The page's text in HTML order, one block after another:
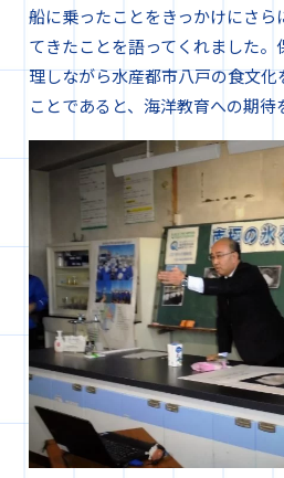
船に乗ったことをきっかけにさ
てきたことを語ってくれました。
理しながら水産都市八戸の食文
ことであると、海洋教育への期待